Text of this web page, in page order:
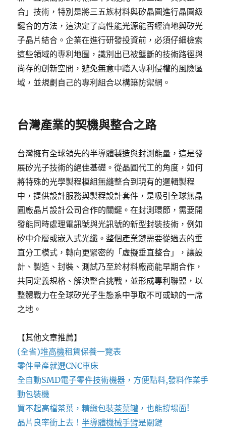
合」技術，特別是將三五族材料與矽晶圓進行晶圓級
鍵合的方法，這決定了高性能光源能否經濟地與矽光
子晶片結合。企業在進行研發投資前，必須仔細檢索
這些領域的專利地圖，識別出已被壟斷的技術路徑與
尚存的創新空間，避免無意中踏入專利侵權的風險區
域，並規劃自己的專利組合以構築防禦網。
台灣產業的契機與整合之路
台灣擁有全球領先的半導體製造與封測能量，這是發
展矽光子技術的絕佳基礎。從晶圓代工的角度，如何
將特殊的光學製程模組無縫整合到現有的邏輯製程
中，提供設計服務與製程設計套件，是吸引全球無晶
圓廠晶片設計公司合作的關鍵。在封測環節，需要開
發能同時處理電訊號與光訊號的新型封裝技術，例如
矽中介層或嵌入式光纖。整個產業鏈需要從過去的垂
直分工模式，轉向更緊密的「虛擬垂直整合」，讓設
計、製造、封裝、測試乃至於材料廠商能早期合作，
共同定義規格、解決整合挑戰，並形成專利聯盟，以
整體戰力在全球矽光子生態系中爭取不可或缺的一席
之地。
【其他文章推薦】
(全省)堆高機租賃保養一覽表
零件量產就選CNC車床
全自動SMD電子零件技術機器 ，方便點料,發料作業手
動包裝機
買不起高檔茶葉，精緻包裝茶葉罐 ，也能撐場面!
晶片良率衝上去！半導體機械手臂是關鍵